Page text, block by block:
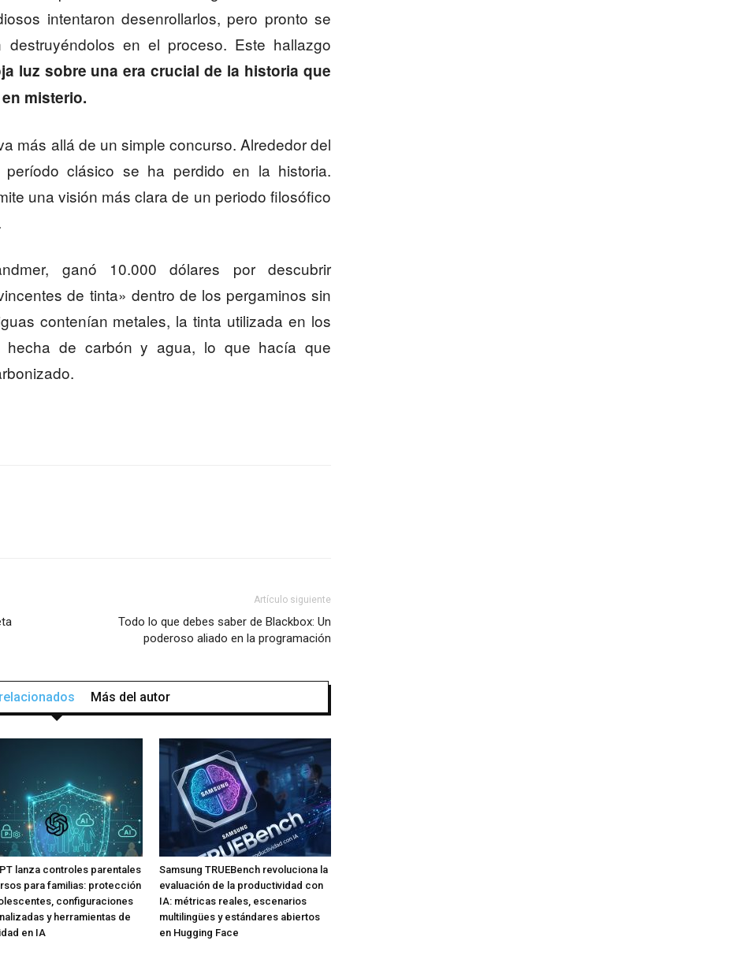
intentaron desenrollarlos, pero pronto se
en el proceso. Este hallazgo
luz sobre una era crucial de la historia que
misterio.
más allá de un simple concurso. Alrededor del
clásico se ha perdido en la historia.
una visión más clara de un periodo filosófico
ganó 10.000 dólares por descubrir
de tinta» dentro de los pergaminos sin
contenían metales, la tinta utilizada en los
hecha de carbón y agua, lo que hacía que
Artículo siguiente
Todo lo que debes saber de Blackbox: Un
poderoso aliado en la programación
Más del autor
lanza controles parentales
para familias: protección
configuraciones
y herramientas de
en IA
Samsung TRUEBench revoluciona la
evaluación de la productividad con
IA: métricas reales, escenarios
multilingües y estándares abiertos
en Hugging Face